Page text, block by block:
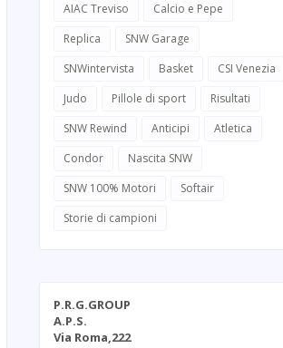
AIAC Treviso
Calcio e Pepe
Replica
SNW Garage
SNWintervista
Basket
CSI Venezia
Judo
Pillole di sport
Risultati
SNW Rewind
Anticipi
Atletica
Condor
Nascita SNW
SNW 100% Motori
Softair
Storie di campioni
P.R.G.GROUP
A.P.S.
Via Roma,222